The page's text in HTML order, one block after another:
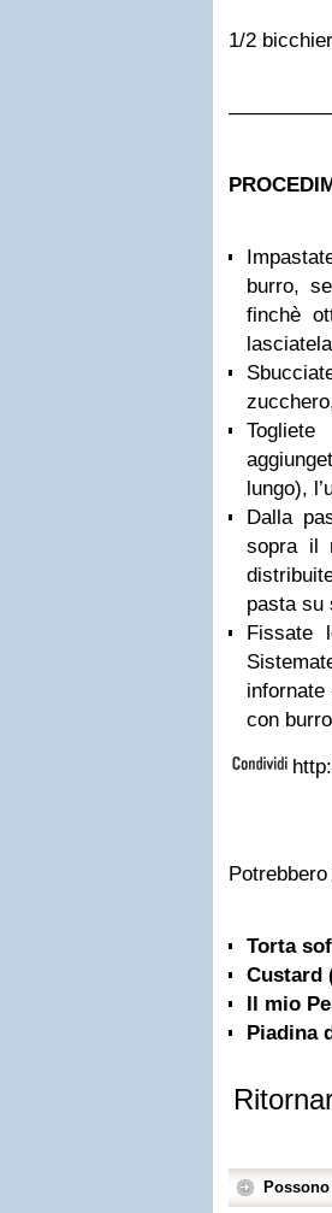
1/2
burro,
finchè
lungo),
Dalla
sopra il
pasta su
Fissate
con
Torta
Custard
Il mio
Piadina